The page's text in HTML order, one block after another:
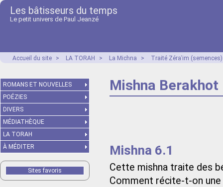
Les bâtisseurs du temps
Le petit univers de Paul Jeanzé
Accueil du site > LA TORAH > La Michna > Traité Zéraʿim (semences)
Mishna
Mishna 6.1
Cette mishna traite des
Comment récite-t-on
ROMANS ET NOUVELLES
POÉZIES
DIVERS
MÉDIATHÈQUE
LA TORAH
À MÉDITER
Sites favoris